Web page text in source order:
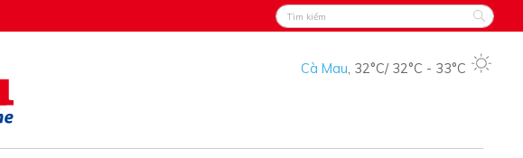
Cà Mau, 32°C/ 32°C - 33°C